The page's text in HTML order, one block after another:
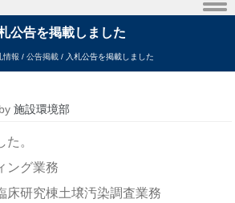
公告を掲載しました
情報 / 公告掲載/ 入札公告を掲載しました
by 施設環境部
。
ング業務
床研究棟土壌汚染調査業務